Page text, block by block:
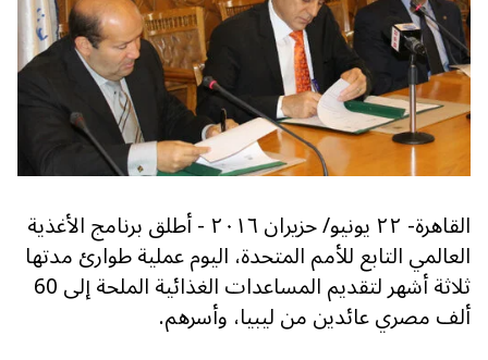
القاهرة- ٢٢ يونيو/ حزيران ٢٠١٦ - أطلق برنامج الأغذية
العالمي التابع للأمم المتحدة، اليوم عملية طوارئ مدتها
ثلاثة أشهر لتقديم المساعدات الغذائية الملحة إلى 60
ألف مصري عائدين من ليبيا، وأسرهم.